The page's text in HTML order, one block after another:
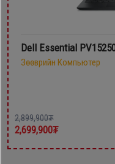
Dell Essential
Зөөврийн Компьютер
2,899,900₮
2,699,900₮